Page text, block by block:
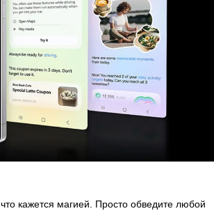
кажется магией. Просто обведите любой